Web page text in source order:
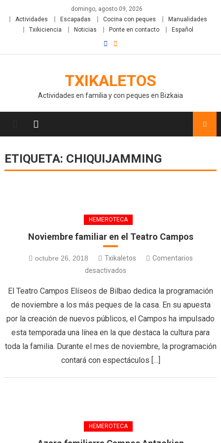
domingo, agosto 09, 2026
Actividades
Escapadas Cocina con peques
Manualidades
Txikiciencia
Noticias Ponte en contacto Español
TXIKALETOS
Actividades en familia y con peques en Bizkaia
ETIQUETA: CHIQUIJAMMING
HEMEROTECA
Noviembre familiar en el Teatro Campos
octubre 26, 2018 Txikaletos
Comentarios
desactivados
El Teatro Campos Elíseos de Bilbao dedica la programación
de noviembre a los más peques de la casa. En su apuesta
por la creación de nuevos públicos, el Campos ha impulsado
esta temporada una línea en la que destaca la cultura para
toda la familia. Durante el mes de noviembre, la programación
contará con espectáculos […]
HEMEROTECA